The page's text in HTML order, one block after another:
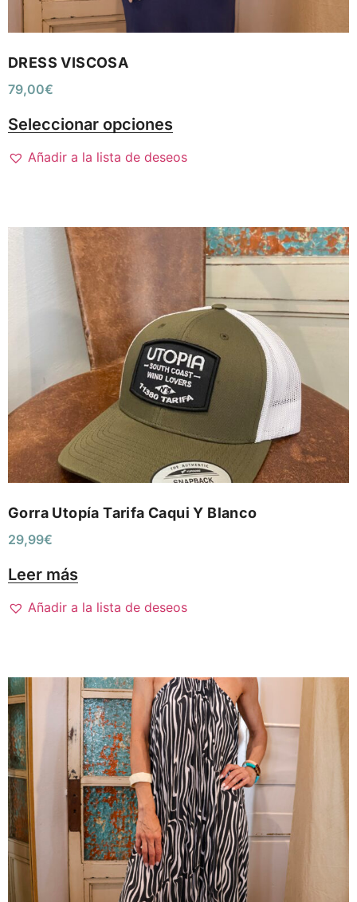
DRESS VISCOSA
79,00€
Seleccionar opciones
Añadir a la lista de deseos
Gorra Utopía Tarifa Caqui Y Blanco
29,99€
Leer más
Añadir a la lista de deseos